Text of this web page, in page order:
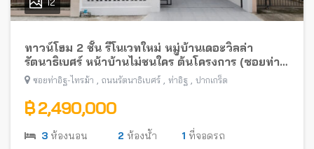
ทาวน์โฮม 2 ชั้น รีโนเวทใหม่ หมู่บ้านเดอะวิลล่า
รัตนาธิเบศร์ หน้าบ้านไม่ชนใคร ต้นโครงการ (ซอยท่า
อิฐ-ไทรม้า) พร้อมอยู่ ใกล้รถไฟฟ้าสายสีม่วง
ซอยท่าอิฐ-ไทรม้า , ถนนรัตนาธิเบศร์ , ท่าอิฐ , ปากเกร็ด
฿ 2,490,000
3 ห้องนอน 2 ห้องน้ำ 1 ที่จอดรถ